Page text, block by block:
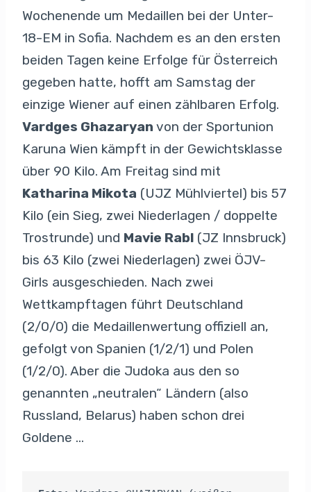
Wochenende um Medaillen bei der Unter-
18-EM in Sofia. Nachdem es an den ersten
beiden Tagen keine Erfolge für Österreich
gegeben hatte, hofft am Samstag der
einzige Wiener auf einen zählbaren Erfolg.
Vardges Ghazaryan von der Sportunion
Karuna Wien kämpft in der Gewichtsklasse
über 90 Kilo. Am Freitag sind mit
Katharina Mikota (UJZ Mühlviertel) bis 57
Kilo (ein Sieg, zwei Niederlagen / doppelte
Trostrunde) und Mavie Rabl (JZ Innsbruck)
bis 63 Kilo (zwei Niederlagen) zwei ÖJV-
Girls ausgeschieden. Nach zwei
Wettkampftagen führt Deutschland
(2/0/0) die Medaillenwertung offiziell an,
gefolgt von Spanien (1/2/1) und Polen
(1/2/0). Aber die Judoka aus den so
genannten „neutralen“ Ländern (also
Russland, Belarus) haben schon drei
Goldene …